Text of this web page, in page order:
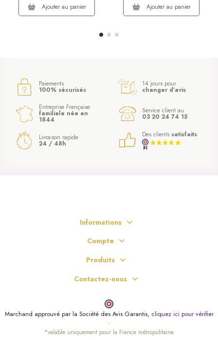
Ajouter au panier Ajouter au panier
Paiements
100% sécurisés
14 jours pour
changer d’avis
Entreprise Française
familiale née en
1844
Service client au
03 20 24 74 15
Livraison rapide
24 / 48h
Des clients satisfaits
Informations
Compte
Produits
Contactez-nous
Marchand approuvé par la Société des Avis Garantis, cliquez ici pour vérifier
.
*valable uniquement pour la France métropolitaine